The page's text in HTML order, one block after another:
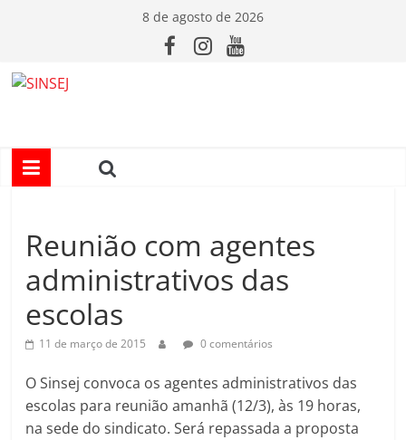
conteúdo
8 de agosto de 2026
I
S
E
Reunião com agentes
administrativos das
escolas
11 de março de 2015 0 comentários
O Sinsej convoca os agentes administrativos das
escolas para reunião amanhã (12/3), às 19 horas,
na sede do sindicato. Será repassada a proposta